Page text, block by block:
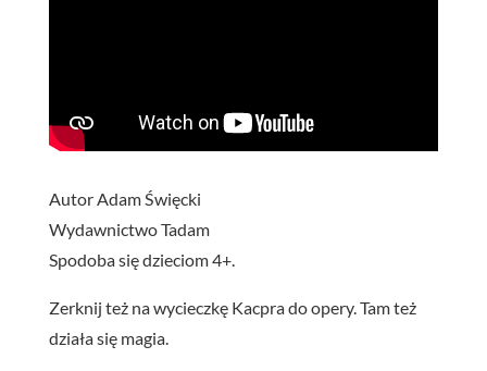
Autor Adam Święcki
Wydawnictwo Tadam
Spodoba się dzieciom 4+.
Zerknij też na wycieczkę Kacpra do opery. Tam też
działa się magia.